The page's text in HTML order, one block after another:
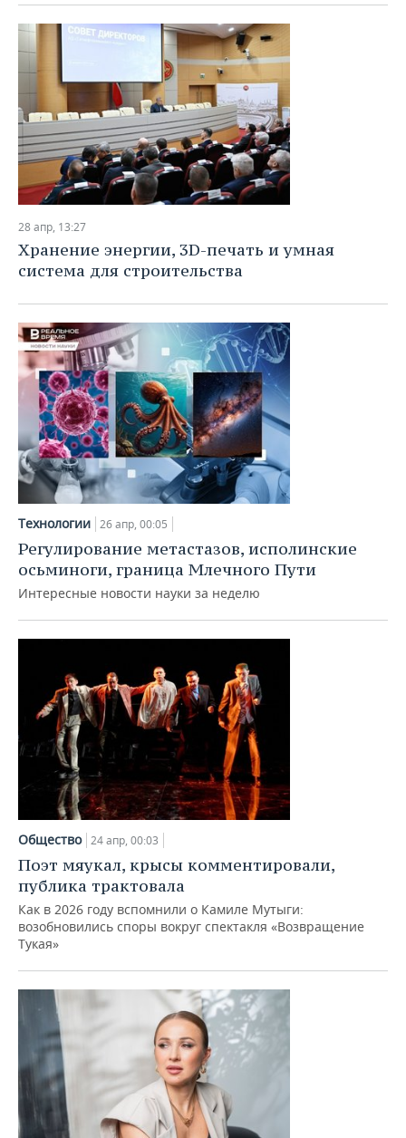
28 апр, 13:27
Хранение энергии, 3D-печать и умная
система для строительства
Технологии 26 апр, 00:05
Регулирование метастазов, исполинские
осьминоги, граница Млечного Пути
Интересные новости науки за неделю
Общество 24 апр, 00:03
Поэт мяукал, крысы комментировали,
публика трактовала
Как в 2026 году вспомнили о Камиле Мутыги:
возобновились споры вокруг спектакля «Возвращение
Тукая»